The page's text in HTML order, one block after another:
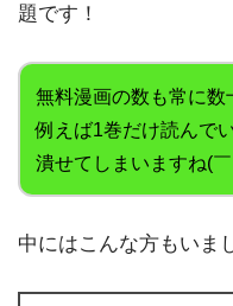
題です！
無料漫画の数も常に数
例えば1巻だけ読んで
潰せてしまいますね(
中にはこんな方もいま